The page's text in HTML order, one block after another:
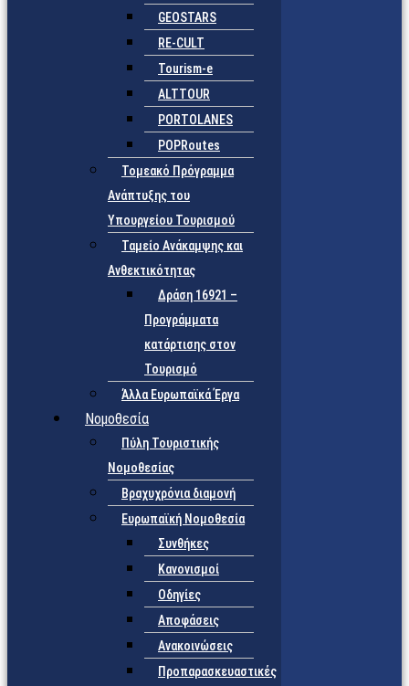
GEOSTARS
RE-CULT
Tourism-e
ALTTOUR
PORTOLANES
POPRoutes
Τομεακό Πρόγραμμα
Ανάπτυξης του
Υπουργείου Τουρισμού
Ταμείο Ανάκαμψης και
Ανθεκτικότητας
Δράση 16921 –
Προγράμματα
κατάρτισης στον
Τουρισμό
Άλλα Ευρωπαϊκά Έργα
Νομοθεσία
Πύλη Τουριστικής
Νομοθεσίας
Βραχυχρόνια διαμονή
Ευρωπαϊκή Νομοθεσία
Συνθήκες
Κανονισμοί
Οδηγίες
Αποφάσεις
Ανακοινώσεις
Προπαρασκευαστικές